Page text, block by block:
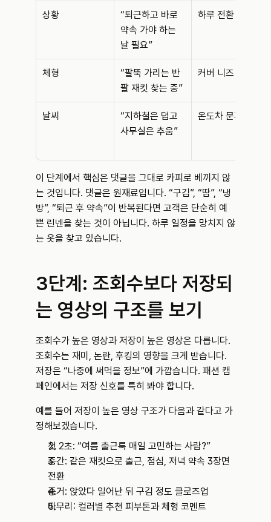
상황
“퇴근하고 바로
약속 가야 하는
날 필요”
하루 전환 니즈
체형
“팔뚝 가리는 반
팔 재킷 찾는 중”
커버 니즈
날씨
“지하철은 덥고
사무실은 추움”
온도차 문제
이 단계에서 핵심은 댓글을 그대로 카피로 베끼지 않
는 것입니다. 댓글은 원재료입니다. “구김”, “땀”, “냉
방”, “퇴근 후 약속”이 반복된다면 고객은 단순히 예
쁜 린넨을 찾는 것이 아닙니다. 하루 일정을 망치지 않
는 옷을 찾고 있습니다.
3단계: 조회수보다 저장되
는 영상의 구조를 보기
조회수가 높은 영상과 저장이 높은 영상은 다릅니다.
조회수는 재미, 논란, 후킹의 영향을 크게 받습니다.
저장은 “나중에 써먹을 정보”에 가깝습니다. 패션 캠
페인에서는 저장 신호를 특히 봐야 합니다.
예를 들어 저장이 높은 영상 구조가 다음과 같다고 가
정해보겠습니다.
첫 2초: “여름 출근룩 매일 고민하는 사람?”
중간: 같은 재킷으로 출근, 점심, 저녁 약속 3장면
전환
증거: 앉았다 일어난 뒤 구김 정도 클로즈업
마무리: 컬러별 추천 피부톤과 체형 코멘트